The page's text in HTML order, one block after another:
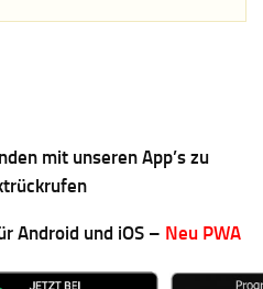
mit unseren App’s zu
Android und iOS – Neu PWA